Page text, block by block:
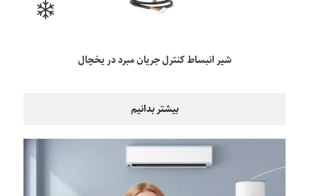
شیر انبساط کنترل جریان مبرد در یخچال
بیشتر بدانیم